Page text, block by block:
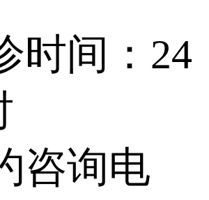
时间：24
咨询电